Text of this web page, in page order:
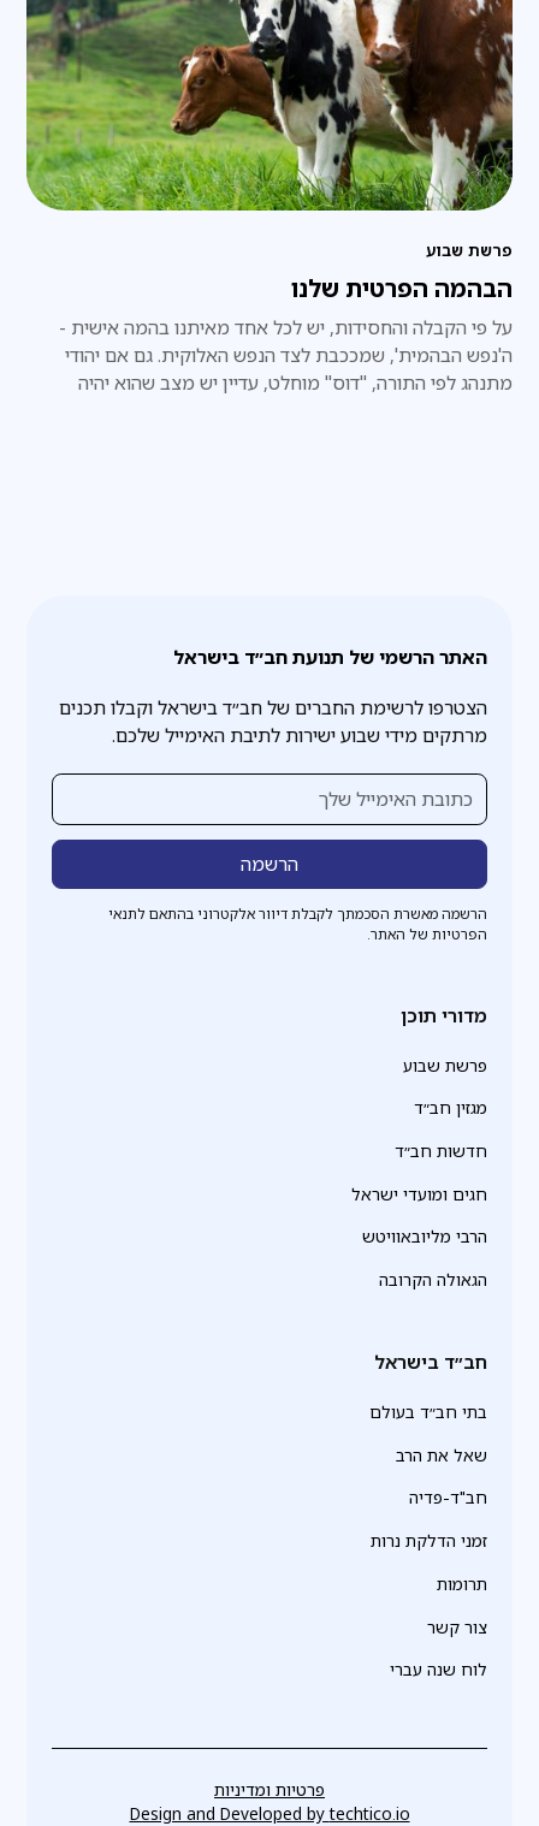
פרשת שבוע
הבהמה הפרטית שלנו
על פי הקבלה והחסידות, יש לכל אחד מאיתנו בהמה אישית -
ה'נפש הבהמית', שמככבת לצד הנפש האלוקית. גם אם יהודי
מתנהג לפי התורה, "דוס" מוחלט, עדיין יש מצב שהוא יהיה
האתר הרשמי של תנועת חב״ד בישראל
הצטרפו לרשימת החברים של חב״ד בישראל וקבלו תכנים
מרתקים מידי שבוע ישירות לתיבת האימייל שלכם.
הרשמה מאשרת הסכמתך לקבלת דיוור אלקטרוני בהתאם לתנאי
הפרטיות של האתר.
מדורי תוכן
פרשת שבוע
מגזין חב״ד
חדשות חב״ד
חגים ומועדי ישראל
הרבי מליובאוויטש
הגאולה הקרובה
חב״ד בישראל
בתי חב״ד בעולם
שאל את הרב
חב"ד-פדיה
זמני הדלקת נרות
תרומות
צור קשר
לוח שנה עברי
פרטיות ומדיניות
Design and Developed bytechtico.io